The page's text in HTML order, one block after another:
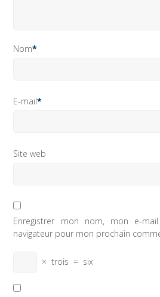
Nom*
E-mail*
Site web
Enregistrer mon nom, mon e-
navigateur pour mon prochain
× trois = six